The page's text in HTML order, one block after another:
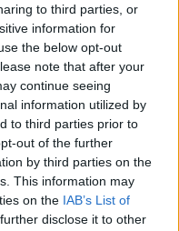
to third parties, or
information for
the below opt-out
note that after your
continue seeing
information utilized by
to third parties prior to
out of the further
by third parties on the
This information may
on the IAB’s List of
disclose it to other
Spence